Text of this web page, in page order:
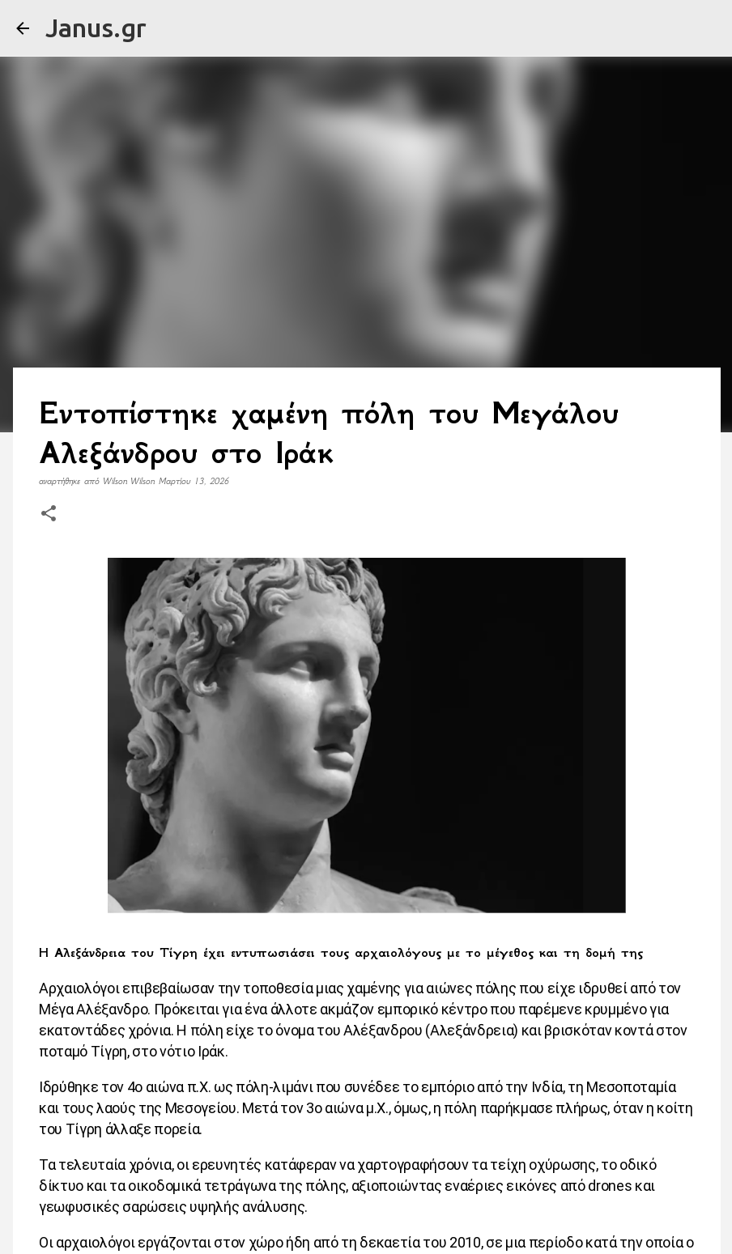
Janus.gr
Εντοπίστηκε χαμένη πόλη του Μεγάλου
Αλεξάνδρου στο Ιράκ
αναρτήθηκε από Wilson Wilson Μαρτίου 13, 2026
Η Αλεξάνδρεια του Τίγρη έχει εντυπωσιάσει τους αρχαιολόγους με το μέγεθος και τη δομή της
Αρχαιολόγοι επιβεβαίωσαν την τοποθεσία μιας χαμένης για αιώνες πόλης που είχε ιδρυθεί από τον
Μέγα Αλέξανδρο. Πρόκειται για ένα άλλοτε ακμάζον εμπορικό κέντρο που παρέμενε κρυμμένο για
εκατοντάδες χρόνια. Η πόλη είχε το όνομα του Αλέξανδρου (Αλεξάνδρεια) και βρισκόταν κοντά στον
ποταμό Τίγρη, στο νότιο Ιράκ.
Ιδρύθηκε τον 4ο αιώνα π.Χ. ως πόλη-λιμάνι που συνέδεε το εμπόριο από την Ινδία, τη Μεσοποταμία
και τους λαούς της Μεσογείου. Μετά τον 3ο αιώνα μ.Χ., όμως, η πόλη παρήκμασε πλήρως, όταν η κοίτη
του Τίγρη άλλαξε πορεία.
Τα τελευταία χρόνια, οι ερευνητές κατάφεραν να χαρτογραφήσουν τα τείχη οχύρωσης, το οδικό
δίκτυο και τα οικοδομικά τετράγωνα της πόλης, αξιοποιώντας εναέριες εικόνες απόdrones και
γεωφυσικές σαρώσεις υψηλής ανάλυσης.
Οι αρχαιολόγοι εργάζονται στον χώρο ήδη από τη δεκαετία του 2010, σε μια περίοδο κατά την οποία ο